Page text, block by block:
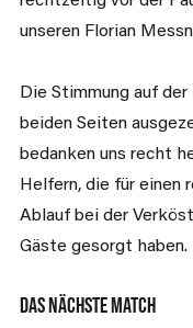
unseren Florian
Die Stimmung auf der
beiden Seiten
bedanken uns recht
Helfern, die für einen
Ablauf bei der
Gäste gesorgt haben.
Das nächste Match